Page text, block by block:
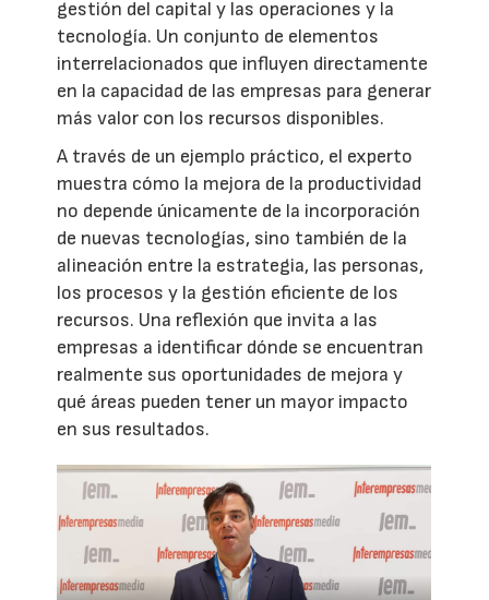
gestión del capital y las operaciones y la
tecnología. Un conjunto de elementos
interrelacionados que influyen directamente
en la capacidad de las empresas para generar
más valor con los recursos disponibles.
A través de un ejemplo práctico, el experto
muestra cómo la mejora de la productividad
no depende únicamente de la incorporación
de nuevas tecnologías, sino también de la
alineación entre la estrategia, las personas,
los procesos y la gestión eficiente de los
recursos. Una reflexión que invita a las
empresas a identificar dónde se encuentran
realmente sus oportunidades de mejora y
qué áreas pueden tener un mayor impacto
en sus resultados.